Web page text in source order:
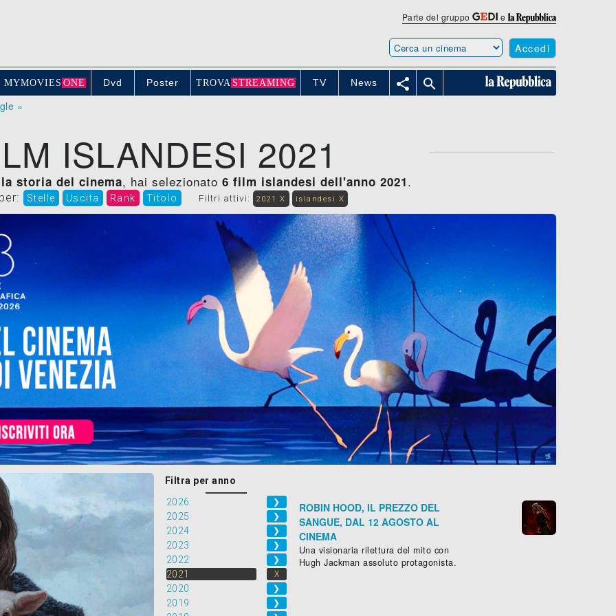
Parte del gruppo e
Accedi
MYMOVIE S ONE Dvd Poster TROVA STREAMING TV News  
»
ISLANDESI 2021
storia del cinema, hai selezionato 6 film islandesi dell'anno 2021.
Stelle Uscita Rank Titolo Filtri attivi: 2021 X islandesi X
Filtra per anno
2026
❯
2025 ❯
2024 ❯
2023 ❯
2022 ❯
2021 X
2020 ❯
2019 ❯
ROBIN HOOD, IL PREZZO DEL
SANGUE, DAL 12 AGOSTO AL
CINEMA
Una visionaria rilettura del mito con
Hugh Jackman assoluto protagonista.